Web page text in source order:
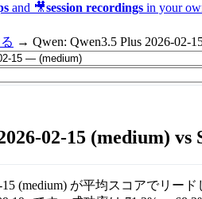
and 🎥session recordings in your
→ Qwen: Qwen3.5 Plus 2026-02-
02-15 (medium) vs
(medium) が平均スコアでリード